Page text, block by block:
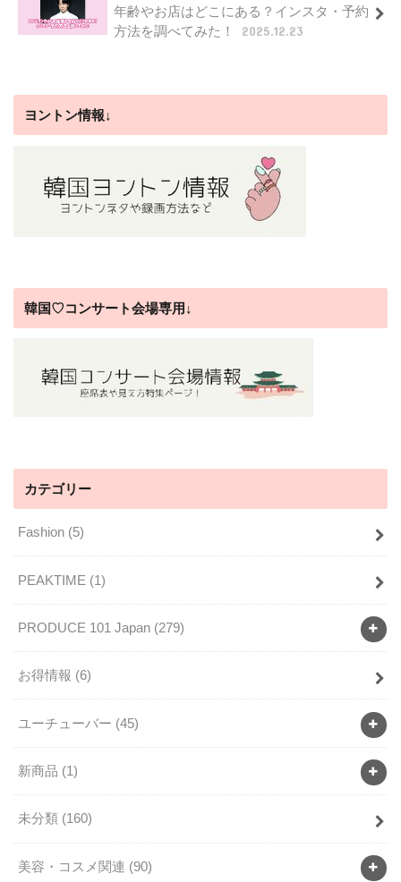
年齢やお店はどこにある？インスタ・予約
方法を調べてみた！
2025.12.23
ヨントン情報↓
韓国♡コンサート会場専用↓
カテゴリー
Fashion (5)
PEAKTIME (1)
PRODUCE 101 Japan (279)
お得情報 (6)
ユーチューバー (45)
新商品 (1)
未分類 (160)
美容・コスメ関連 (90)